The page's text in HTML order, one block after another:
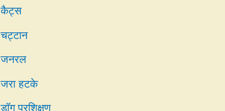
कैट्स
चट्टान
जनरल
जरा हटके
डॉग प्रशिक्षण